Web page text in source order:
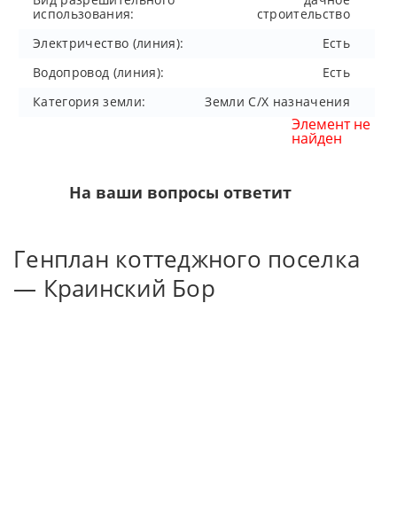
использования:
строительство
Электричество (линия):
Есть
Водопровод (линия):
Есть
Категория земли:
Земли С/Х назначения
На ваши вопросы ответит
Элемент не
найден
Генплан коттеджного поселка
— Краинский Бор